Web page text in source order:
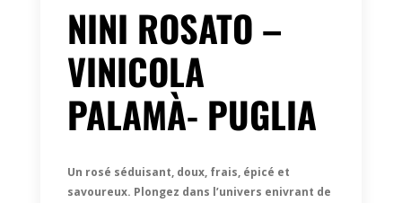
NINI ROSATO –
VINICOLA
PALAMÀ- PUGLIA
Un rosé séduisant, doux, frais, épicé et
savoureux. Plongez dans l’univers enivrant de